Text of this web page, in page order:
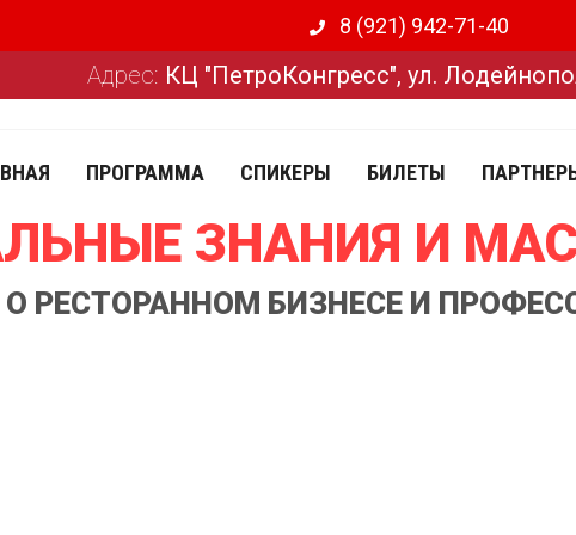
8 (921) 942-71-40
Адрес: КЦ "ПетроКонгресс", ул.
ПРОГРАММА СПИКЕРЫ БИЛЕТЫ
ЗНАНИЯ И
О РЕСТОРАННОМ БИЗНЕСЕ И